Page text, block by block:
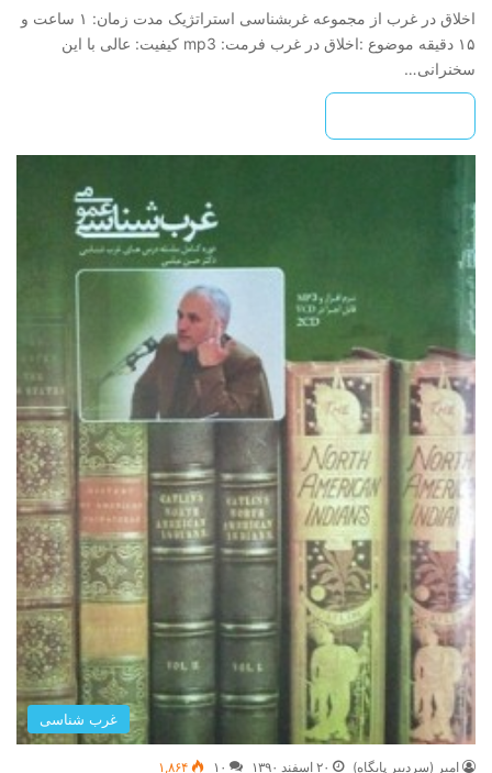
اخلاق در غرب از مجموعه غرب­شناسی استراتژیک مدت زمان: ۱ ساعت و
۱۵ دقیقه موضوع :اخلاق در غرب فرمت: mp3 کیفیت: عالی با این
سخنرانی…
غرب شناسی
امیر (سردبیر پایگاه) ۲۰ اسفند ۱۳۹۰ ۱۰ ۱,۸۶۴